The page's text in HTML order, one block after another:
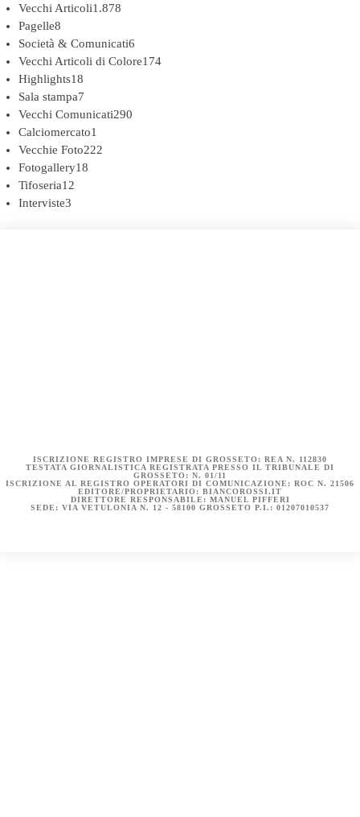
Vecchi Articoli1.878
Pagelle8
Società & Comunicati6
Vecchi Articoli di Colore174
Highlights18
Sala stampa7
Vecchi Comunicati290
Calciomercato1
Vecchie Foto222
Fotogallery18
Tifoseria12
Interviste3
ISCRIZIONE REGISTRO IMPRESE DI GROSSETO: REA N. 112830
TESTATA GIORNALISTICA REGISTRATA PRESSO IL TRIBUNALE DI
GROSSETO: N. 01/11
ISCRIZIONE AL REGISTRO OPERATORI DI COMUNICAZIONE: ROC N. 21506
EDITORE/PROPRIETARIO: BIANCOROSSI.IT
DIRETTORE RESPONSABILE: MANUEL PIFFERI
SEDE: VIA VETULONIA N. 12 - 58100 GROSSETO P.I.: 01207010537